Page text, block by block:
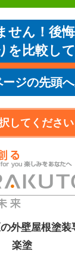
せん！後
を比較し
ージの先頭
外壁屋根塗
楽塗